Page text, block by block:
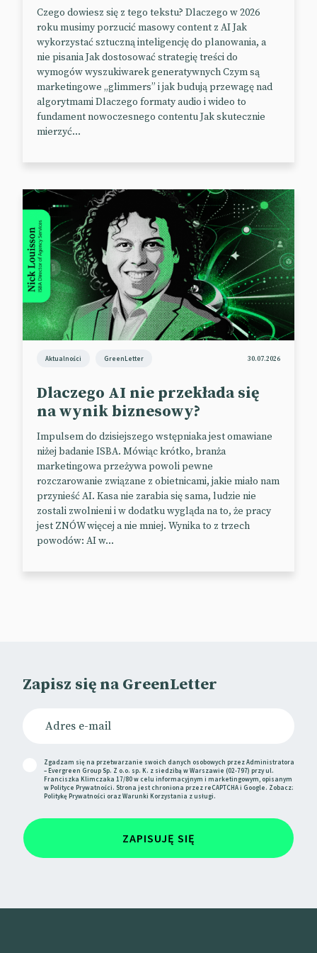
lot balonem nad Kapadocją, wizytę w kenijskim
sierocińcu dla słoni, przelot nad Hawajami, udział w
konkursie slam dunk i surfingową przygodę u
wybrzeży Tahiti.
Poza dedykowanym materiałami w formacie AIV
okulary Apple’a obsługują również
najpopularniejsze usługi streamingowe, w tym m.in.
Apple TV+, Amazon Prime Video, Disney+, Max i in.
Zmęczeni reklamą
Co za dużo, to nieskutecznie.
Według badania przeprowadzonego przez Capterra
brytyjską platformę sprzedaży oprogramowania, 91
proc. użytkowników sklepów internetowych narzeka
na nadmiar reklam w mediach społecznościowych.
Ponad jedna trzecia nie pozostaje w tej materii
bezczynna. W ciągu ostatnich dwunastu miesięcy aż
bardziej kreatywnych metodach dotarcia do
klienta?
Marketing Tech News
Škoda edukuje przyszłych
kierowców
Bezpieczeństwo drogowe zależy od wielu czynników.
Czego dowiesz się z tego tekstu? Dlaczego w 2026
roku musimy porzucić masowy content z AI Jak
wykorzystać sztuczną inteligencję do planowania, a
nie pisania Jak dostosować strategię treści do
wymogów wyszukiwarek generatywnych Czym są
marketingowe „glimmers” i jak budują przewagę nad
algorytmami Dlaczego formaty audio i wideo to
fundament nowoczesnego contentu Jak skutecznie
mierzyć...
Aktualności GreenLetter 30.07.2026
Dlaczego AI nie przekłada się
na wynik biznesowy?
Impulsem do dzisiejszego wstępniaka jest omawiane
niżej badanie ISBA. Mówiąc krótko, branża
marketingowa przeżywa powoli pewne
rozczarowanie związane z obietnicami, jakie miało nam
przynieść AI. Kasa nie zarabia się sama, ludzie nie
zostali zwolnieni i w dodatku wygląda na to, że pracy
jest ZNÓW więcej a nie mniej. Wynika to z trzech
powodów: AI w...
Zapisz się na GreenLetter
Zgadzam się na przetwarzanie swoich danych osobowych przez Administratora
– Evergreen Group Sp. Z o.o. sp. K. z siedzibą w Warszawie (02-797) przy ul.
Franciszka Klimczaka 17/80 w celu informacyjnym i marketingowym, opisanym
wPolityce Prywatności. Strona jest chroniona przez reCAPTCHA i Google. Zobacz:
Politykę Prywatności orazWarunki Korzystania z usługi.
ZAPISUJĘ SIĘ